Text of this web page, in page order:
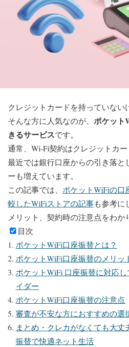
クレジットカードを持っていな
そんな方に人気なのが、 ポケット
きるサービスです。
通常、Wi-Fi契約はクレジットカー
最近では銀行口座からの引き落と
ーも増えています。
この記事では、 ポケットWiFiの口
較したWiFiストアの記事も参考に
メリット、契約時の注意点をわか
目次
ポケットWiFi口座振替とは？
ポケットWiFi口座振替のメリッ
ポケットWiFi 口座振替に対応
イダー
ポケットWiFi口座振替の注意点
審査が不安な方におすすめの選
まとめ・クレカがなくても大丈
振替で快適ネット生活